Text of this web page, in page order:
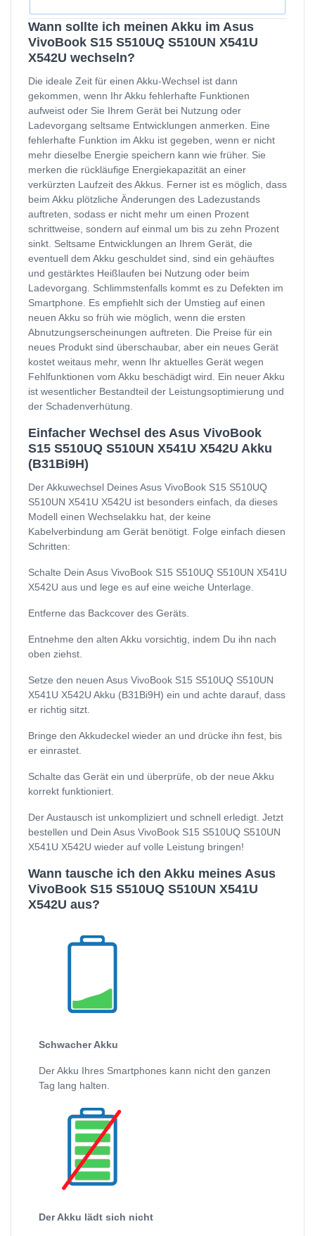
Wann sollte ich meinen Akku im Asus
VivoBook S15 S510UQ S510UN X541U
X542U wechseln?
Die ideale Zeit für einen Akku-Wechsel ist dann
gekommen, wenn Ihr Akku fehlerhafte Funktionen
aufweist oder Sie Ihrem Gerät bei Nutzung oder
Ladevorgang seltsame Entwicklungen anmerken. Eine
fehlerhafte Funktion im Akku ist gegeben, wenn er nicht
mehr dieselbe Energie speichern kann wie früher. Sie
merken die rückläufige Energiekapazität an einer
verkürzten Laufzeit des Akkus. Ferner ist es möglich, dass
beim Akku plötzliche Änderungen des Ladezustands
auftreten, sodass er nicht mehr um einen Prozent
schrittweise, sondern auf einmal um bis zu zehn Prozent
sinkt. Seltsame Entwicklungen an Ihrem Gerät, die
eventuell dem Akku geschuldet sind, sind ein gehäuftes
und gestärktes Heißlaufen bei Nutzung oder beim
Ladevorgang. Schlimmstenfalls kommt es zu Defekten im
Smartphone. Es empfiehlt sich der Umstieg auf einen
neuen Akku so früh wie möglich, wenn die ersten
Abnutzungserscheinungen auftreten. Die Preise für ein
neues Produkt sind überschaubar, aber ein neues Gerät
kostet weitaus mehr, wenn Ihr aktuelles Gerät wegen
Fehlfunktionen vom Akku beschädigt wird. Ein neuer Akku
ist wesentlicher Bestandteil der Leistungsoptimierung und
der Schadenverhütung.
Einfacher Wechsel des Asus VivoBook
S15 S510UQ S510UN X541U X542U Akku
(B31Bi9H)
Der Akkuwechsel Deines Asus VivoBook S15 S510UQ
S510UN X541U X542U ist besonders einfach, da dieses
Modell einen Wechselakku hat, der keine
Kabelverbindung am Gerät benötigt. Folge einfach diesen
Schritten:
Schalte Dein Asus VivoBook S15 S510UQ S510UN X541U
X542U aus und lege es auf eine weiche Unterlage.
Entferne das Backcover des Geräts.
Entnehme den alten Akku vorsichtig, indem Du ihn nach
oben ziehst.
Setze den neuen Asus VivoBook S15 S510UQ S510UN
X541U X542U Akku (B31Bi9H) ein und achte darauf, dass
er richtig sitzt.
Bringe den Akkudeckel wieder an und drücke ihn fest, bis
er einrastet.
Schalte das Gerät ein und überprüfe, ob der neue Akku
korrekt funktioniert.
Der Austausch ist unkompliziert und schnell erledigt. Jetzt
bestellen und Dein Asus VivoBook S15 S510UQ S510UN
X541U X542U wieder auf volle Leistung bringen!
Wann tausche ich den Akku meines Asus
VivoBook S15 S510UQ S510UN X541U
X542U aus?
Schwacher Akku
Der Akku Ihres Smartphones kann nicht den ganzen
Tag lang halten.
Der Akku lädt sich nicht